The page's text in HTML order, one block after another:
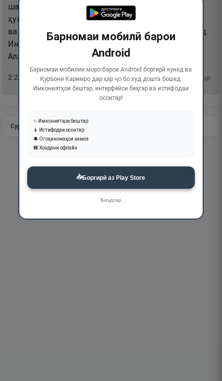
шавҳарони худро никоҳ кунанд, манъ накунед. Ин
ҳукмест, ки ба он ҳар касеро, ки аз шумо ба Аллоҳ
ва рӯзи охират муъмин бошад, панд дода мешавад.
Ин (кор) барои шумо хуштар ва покизатар аст. Ва
Аллоҳ медонад ва шумо намедонед.
2:232 тафсир
Сураи пурра
Барномаи мобилӣ барои
Android
Барномаи мобилии моро барои Android боргирӣ кунед ва
Қуръони Каримро дар ҳар ҷо бо худ дошта бошед.
Имкониятҳои бештар, интерфейси беҳтар ва истифодаи
осонтар!
✨ Имкониятҳои бештар
📱 Истифодаи осонтар
🔔 Огоҳиномаҳои намоз
💾 Хондани офлайн
📥Боргирӣ аз Play Store
Баъдтар